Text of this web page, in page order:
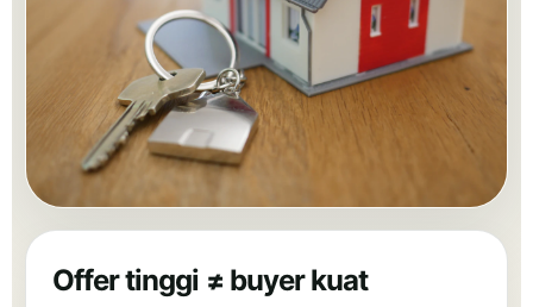
Offer tinggi ≠ buyer kuat